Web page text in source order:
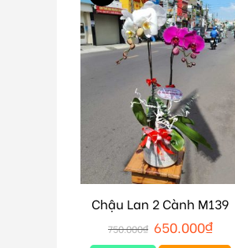
Chậu Lan 2 Cành M139
750.000₫ 650.000₫